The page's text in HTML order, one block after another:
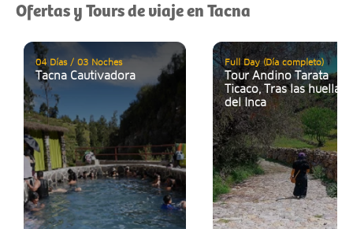
Ofertas y Tours de viaje en Tacna
04 Días / 03 Noches
Tacna Cautivadora
Full Day (Día completo)
Tour Andino Tarata
Ticaco, Tras las huellas
del Inca